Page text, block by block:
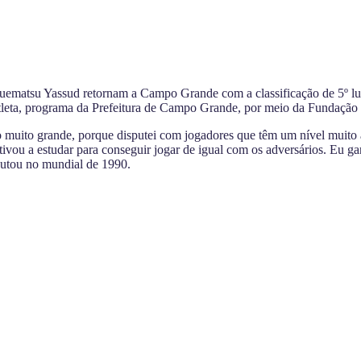
Yassud retornam a Campo Grande com a classificação de 5º
programa da Prefeitura de Campo Grande, por meio da
grande, porque disputei com jogadores que têm um nível
a estudar para conseguir jogar de igual com os adversários. Eu
no mundial de 1990.